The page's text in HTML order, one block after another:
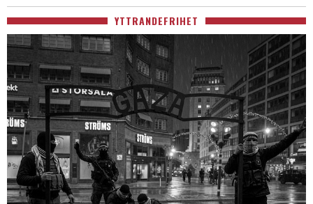
YTTRANDEFRIHET